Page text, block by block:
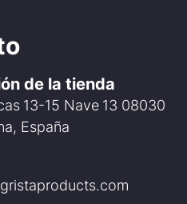
de la tienda
13-15 Nave 13 08030
España